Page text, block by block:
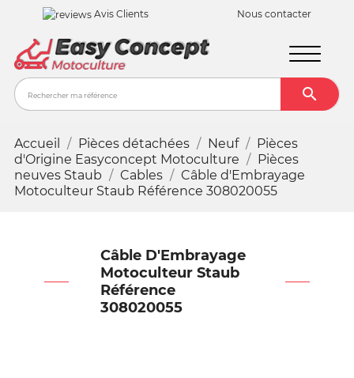
Avis Clients Nous contacter

Accueil Pièces détachées Neuf
Pièces
d'Origine Easyconcept Motoculture
Pièces
neuves Staub
Cables
Câble d'Embrayage
Motoculteur Staub Référence 308020055
Câble D'Embrayage
Motoculteur Staub
Référence
308020055